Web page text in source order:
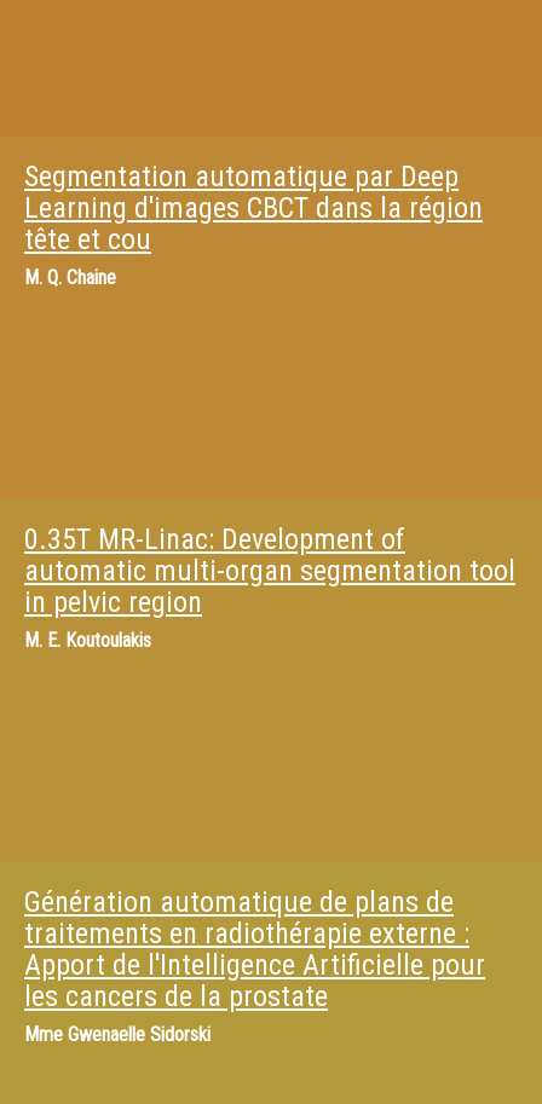
Segmentation automatique par Deep
Learning d'images CBCT dans la région
tête et cou
M. Q. Chaine
0.35T MR-Linac: Development of
automatic multi-organ segmentation tool
in pelvic region
M. E. Koutoulakis
Génération automatique de plans de
traitements en radiothérapie externe :
Apport de l'Intelligence Artificielle pour
les cancers de la prostate
Mme Gwenaelle Sidorski